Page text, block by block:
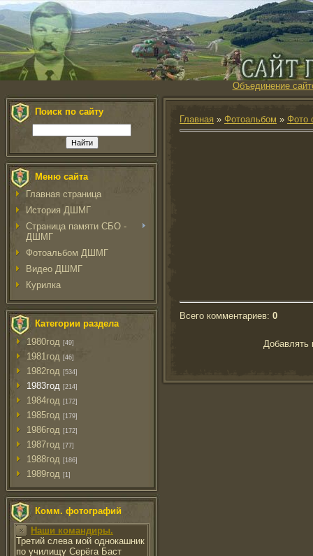
Объединение
Поиск по сайту
Меню сайта
Главная страница
История ДШМГ
Страница памяти СБО -
ДШМГ
Фотоальбом ДШМГ
Видео ДШМГ
Курилка
Категории раздела
1980год [49]
1981год [46]
1982год [534]
1983год [214]
1984год [172]
1985год [179]
1986год [172]
1987год [77]
1988год [186]
1989год [1]
Комм. фотографий
Наши командиры.
Третий слева мой однокашник
по училищу Серёга Баст
Главная » Фотоальбом » Фото
Всего комментариев: 0
Добавлять